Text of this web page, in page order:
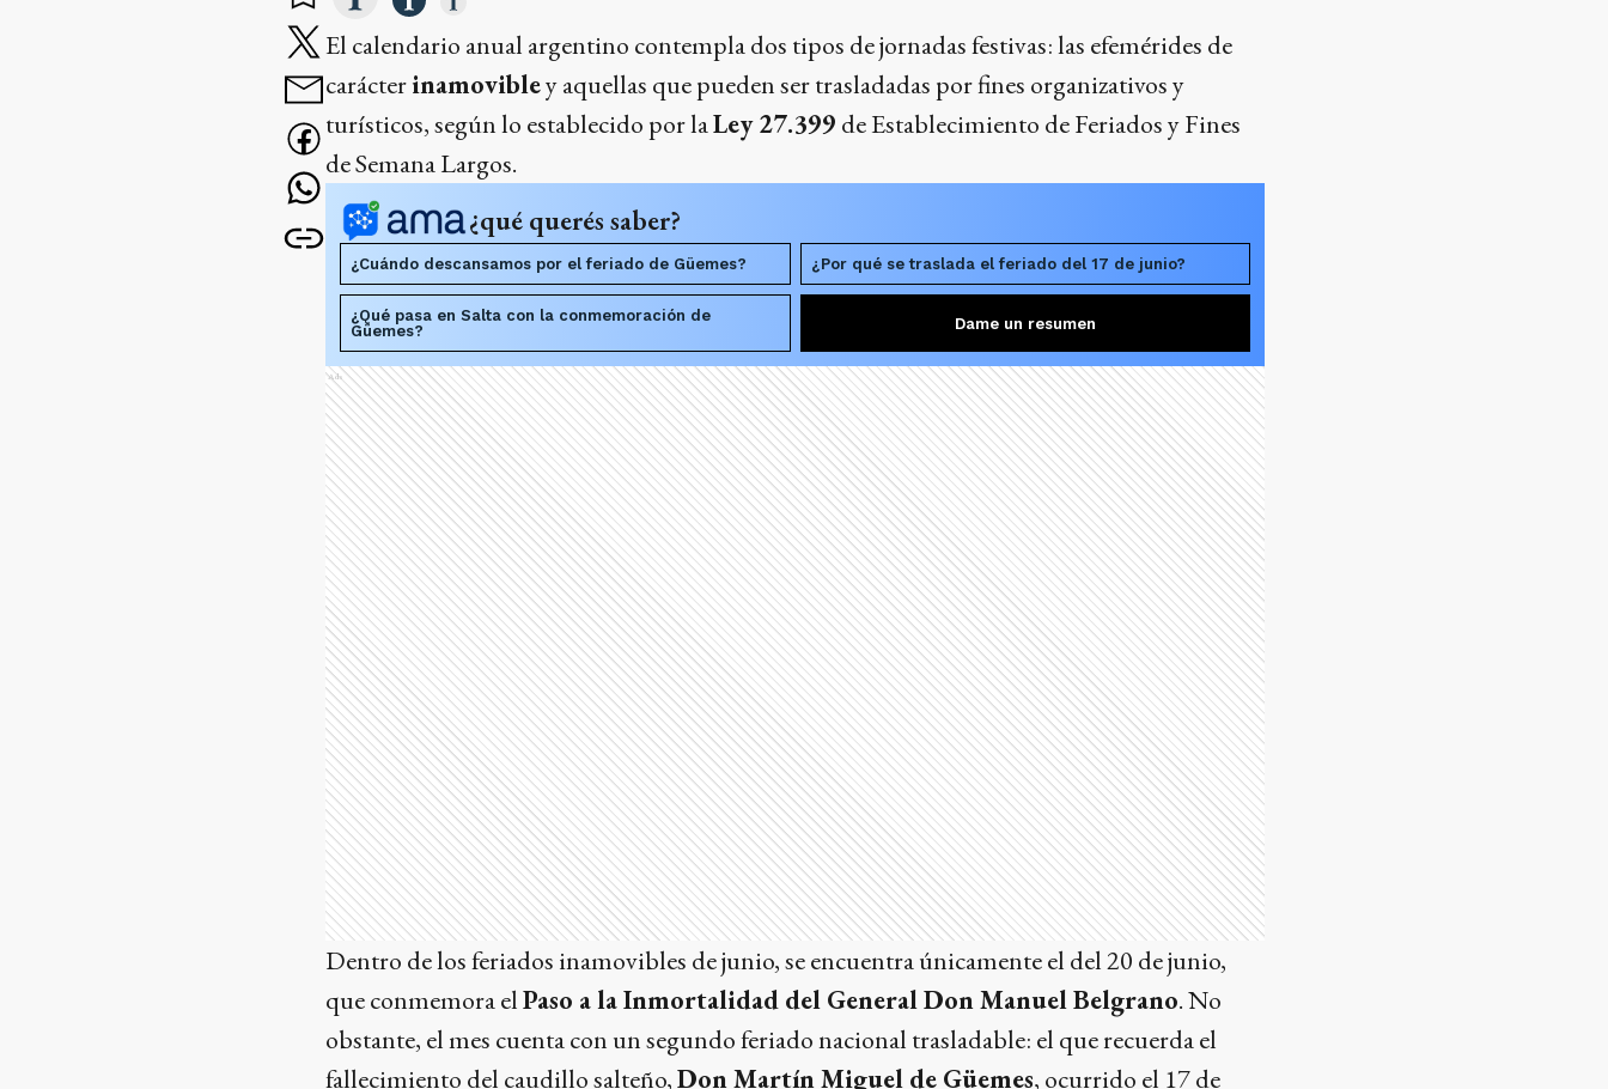
El calendario anual argentino contempla dos tipos de jornadas festivas: las efemérides de
carácterinamovibley aquellas que pueden ser trasladadas por fines organizativos y
turísticos, según lo establecido por laLey 27.399 de Establecimiento de Feriados y Fines
de Semana Largos.
¿qué querés saber?
¿Cuándo descansamos por el feriado de Güemes? ¿Por qué se traslada el feriado del 17 de junio?
¿Qué pasa en Salta con la conmemoración de
Güemes?
Dame un resumen
Ads
Dentro de los feriados inamovibles de junio, se encuentra únicamente el del 20 de junio,
que conmemora elPaso a la Inmortalidad del General Don Manuel Belgrano. No
obstante, el mes cuenta con un segundo feriado nacional trasladable: el que recuerda el
fallecimiento del caudillo salteño,Don Martín Miguel de Güemes, ocurrido el 17 de